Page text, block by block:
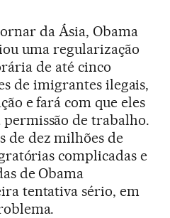
da Ásia, Obama
uma regularização
de até cinco
de imigrantes ilegais,
e fará com que eles
permissão de trabalho.
de dez milhões de
complicadas e
de Obama
tentativa sério, em